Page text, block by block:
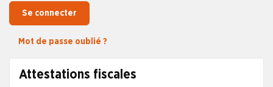
Attestations fiscales
Se connecter
Mot de passe oublié ?